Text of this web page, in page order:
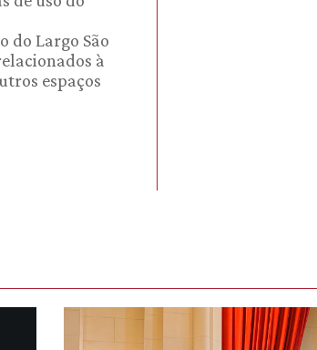
do Largo São
à
espaços